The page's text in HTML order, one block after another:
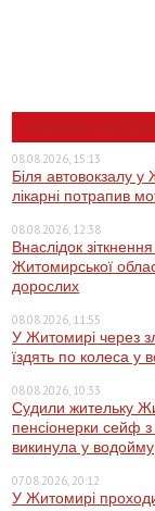
НОВИНИ
08.08.2026, 15:13
Біля автовокзалу у
лікарні потрапив
08.08.2026, 12:38
Внаслідок
Житомирської
дорослих
08.08.2026, 11:55
У Житомирі через
їздять по колеса у
08.08.2026, 10:33
Судили жительку
пенсіонерки сейф
викинула у водойму
07.08.2026, 20:12
У Житомирі